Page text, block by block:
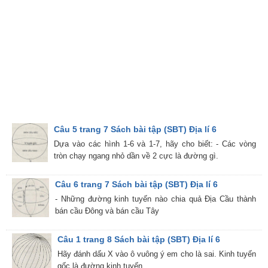
Câu 5 trang 7 Sách bài tập (SBT) Địa lí 6
Dựa vào các hình 1-6 và 1-7, hãy cho biết: - Các vòng
tròn chạy ngang nhỏ dần về 2 cực là đường gì.
Câu 6 trang 7 Sách bài tập (SBT) Địa lí 6
- Những đường kinh tuyến nào chia quả Địa Cầu thành
bán cầu Đông và bán cầu Tây
Câu 1 trang 8 Sách bài tập (SBT) Địa lí 6
Hãy đánh dấu X vào ô vuông ý em cho là sai. Kinh tuyến
gốc là đường kinh tuyến